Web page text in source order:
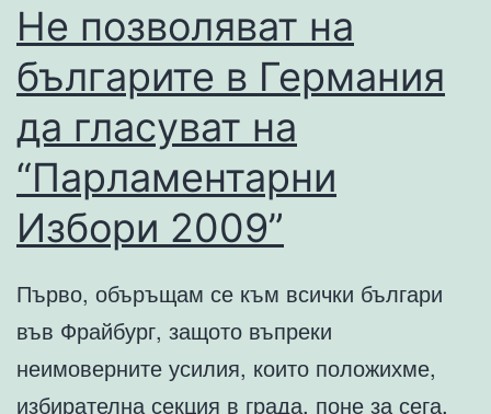
Не позволяват на
българите в Германия
да гласуват на
“Парламентарни
Избори 2009”
Първо, объръщам се към всички българи
във Фрайбург, защото въпреки
неимоверните усилия, които положихме,
избирателна секция в града, поне за сега,